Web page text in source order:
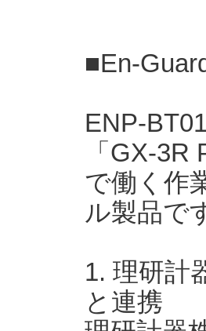
■En-
ENP-
「GX-
で働く作
ル製品で
1. 理研計
と連携